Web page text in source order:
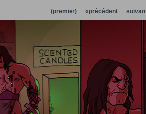
(premier) «précédent